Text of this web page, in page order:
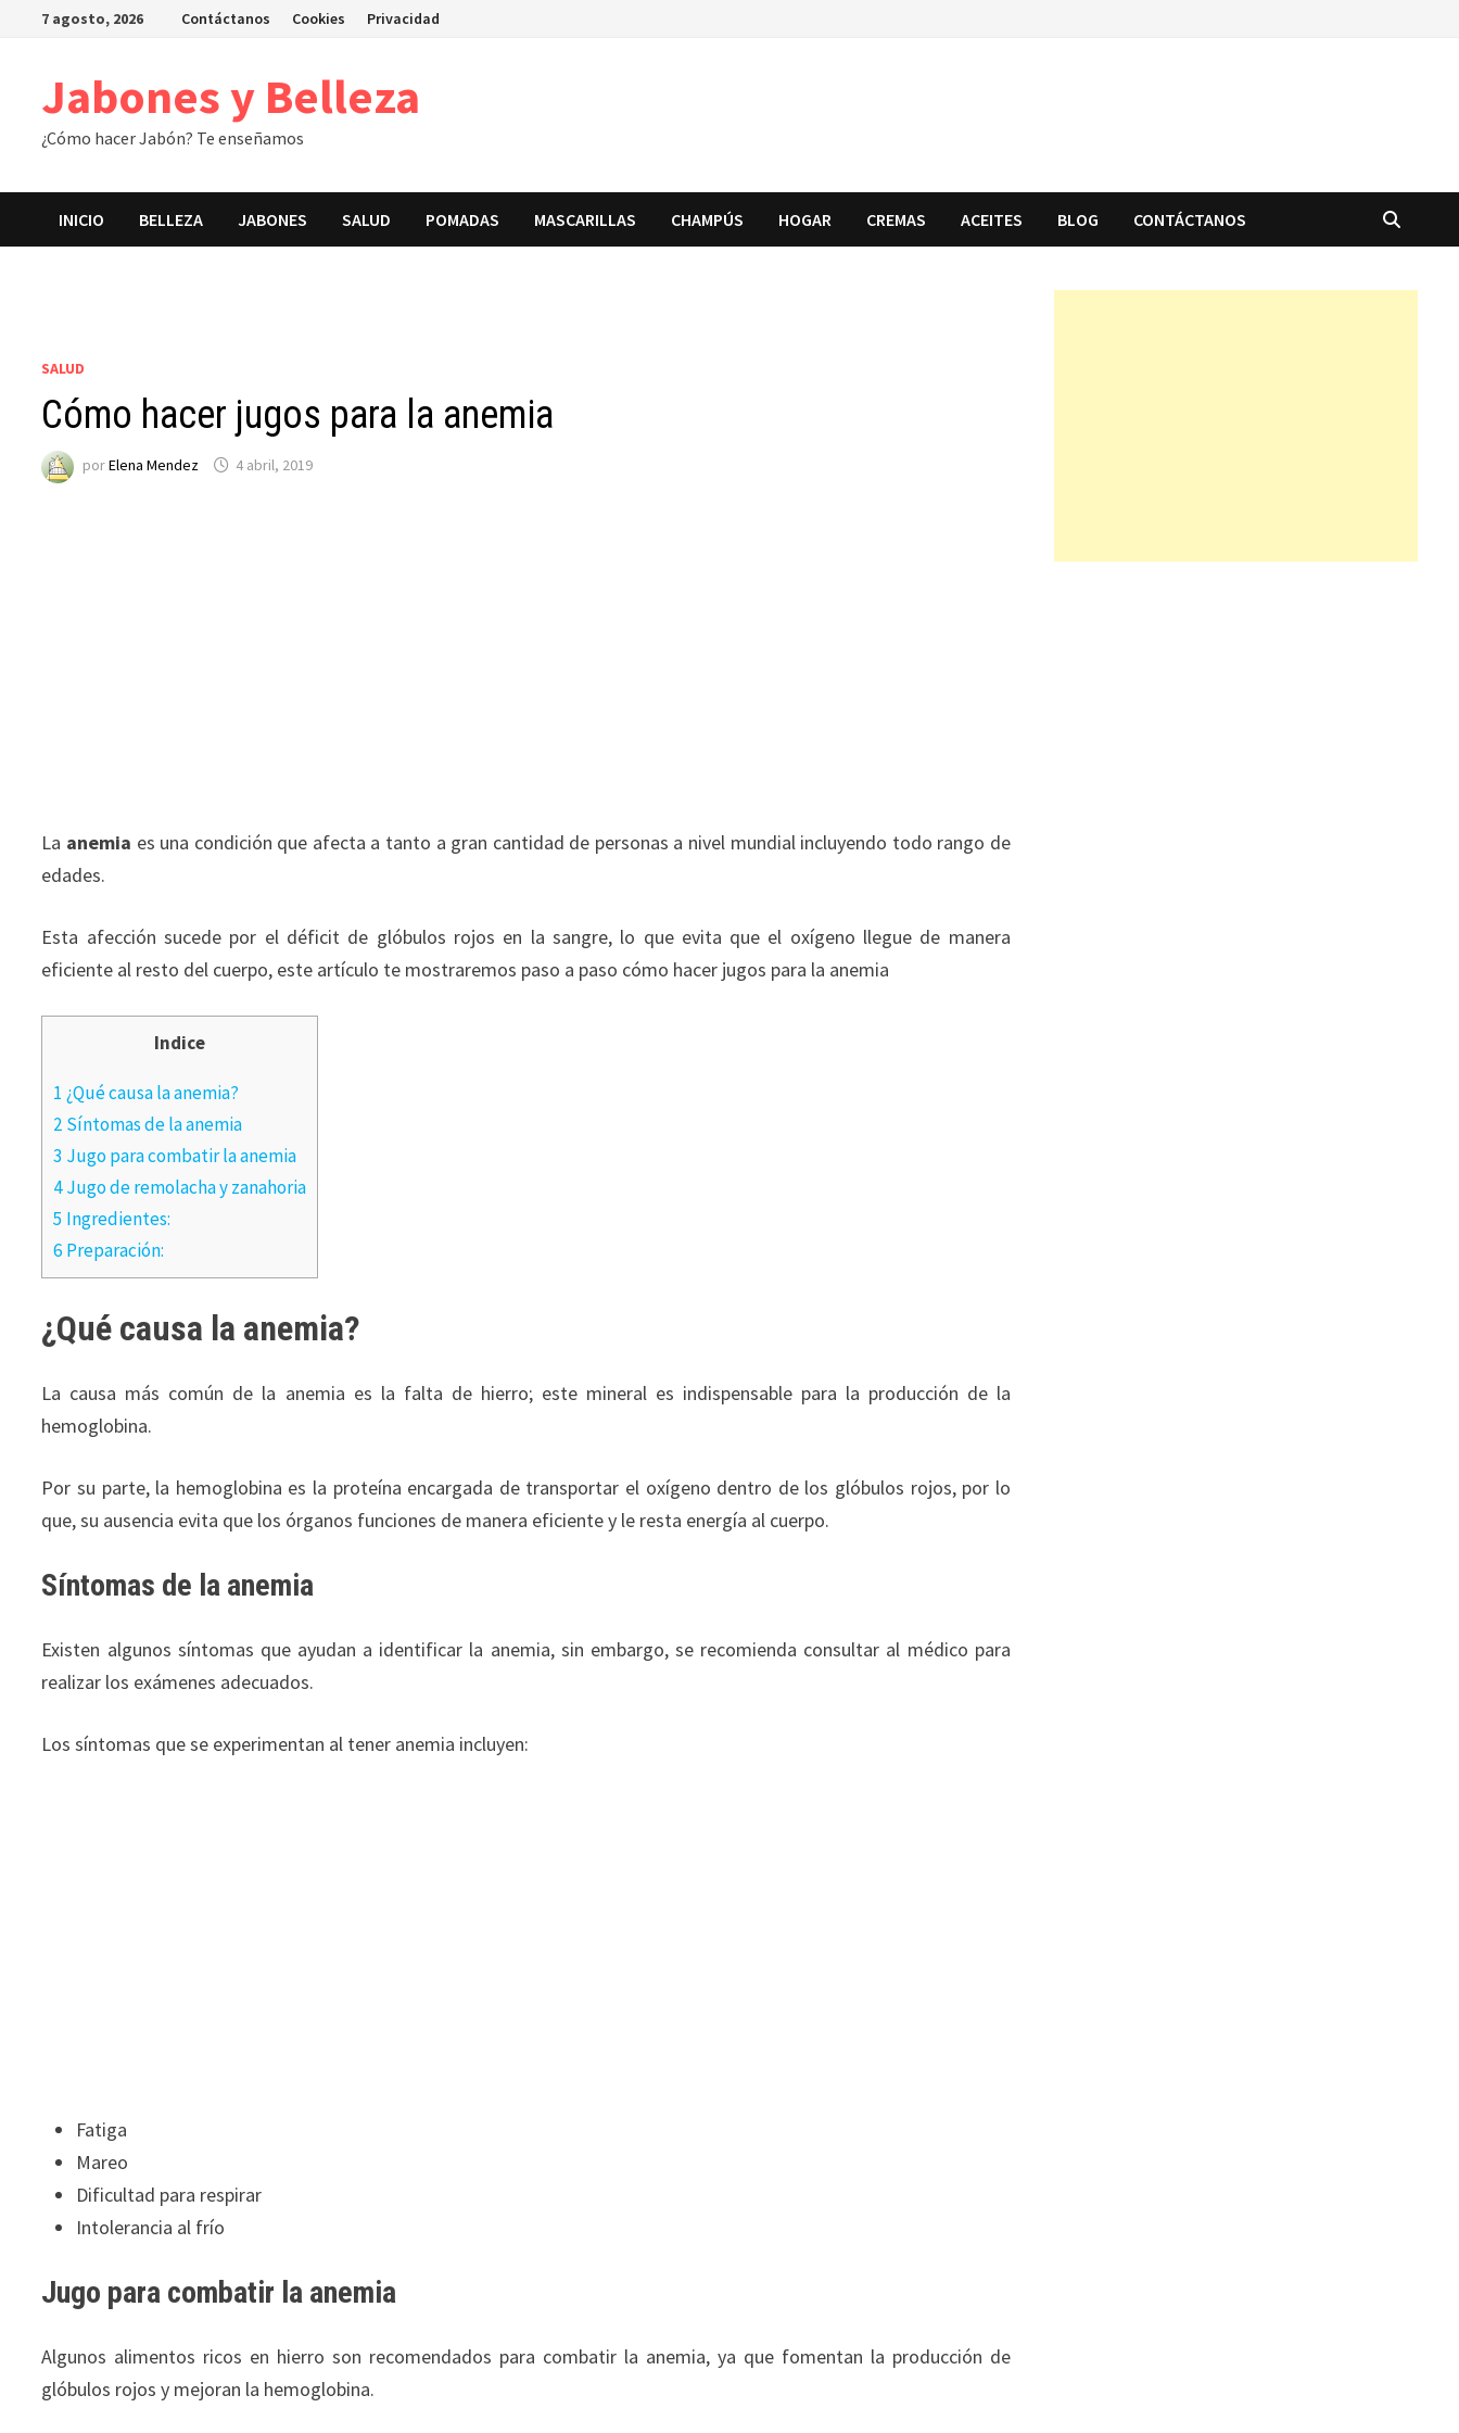
Saltar7 agosto, 2026 Contáctanos Cookies Privacidad
Jabones y Belleza
¿Cómo hacer Jabón? Te enseñamos
INICIO BELLEZA JABONES SALUD POMADAS MASCARILLAS CHAMPÚS HOGAR CREMAS ACEITES BLOG CONTÁCTANOS
SALUD
Cómo hacer jugos para la anemia
porElena Mendez 4 abril, 2019
La anemia es una condición que afecta a tanto a gran cantidad de personas a nivel mundial incluyendo todo rango de
edades.
Esta afección sucede por el déficit de glóbulos rojos en la sangre, lo que evita que el oxígeno llegue de manera
eficiente al resto del cuerpo, este artículo te mostraremos paso a paso cómo hacer jugos para la anemia
Indice
1 ¿Qué causa la anemia?
2 Síntomas de la anemia
3 Jugo para combatir la anemia
4 Jugo de remolacha y zanahoria
5 Ingredientes:
6 Preparación:
¿Qué causa la anemia?
La causa más común de la anemia es la falta de hierro; este mineral es indispensable para la producción de la
hemoglobina.
Por su parte, la hemoglobina es la proteína encargada de transportar el oxígeno dentro de los glóbulos rojos, por lo
que, su ausencia evita que los órganos funciones de manera eficiente y le resta energía al cuerpo.
Síntomas de la anemia
Existen algunos síntomas que ayudan a identificar la anemia, sin embargo, se recomienda consultar al médico para
realizar los exámenes adecuados.
Los síntomas que se experimentan al tener anemia incluyen:
Fatiga
Mareo
Dificultad para respirar
Intolerancia al frío
Jugo para combatir la anemia
Algunos alimentos ricos en hierro son recomendados para combatir la anemia, ya que fomentan la producción de
glóbulos rojos y mejoran la hemoglobina.